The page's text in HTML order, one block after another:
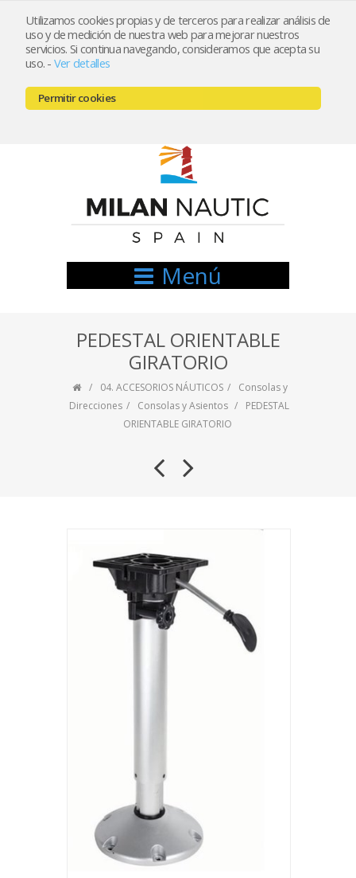
Utilizamos cookies propias y de terceros para realizar análisis de
uso y de medición de nuestra web para mejorar nuestros
servicios. Si continua navegando, consideramos que acepta su
uso. - Ver detalles
Permitir cookies
Registrarse Mi cuenta
666521122 // 654999333
Menú
PEDESTAL ORIENTABLE
GIRATORIO
04. ACCESORIOS NÁUTICOS
Consolas y
Direcciones
Consolas y Asientos
PEDESTAL
ORIENTABLE GIRATORIO